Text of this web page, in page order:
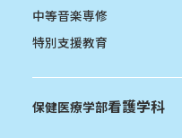
中等音楽専修
特別支援教育
保健医療学部看護学科